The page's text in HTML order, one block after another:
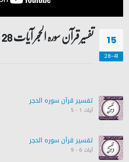
15
28-41
تفسیر قرآن سورہ ‎الحجر آیات 28 - 41
تفسیر قرآن سورہ ‎الحجر
آیات 1 - 5
تفسیر قرآن سورہ ‎الحجر
آیات 6 - 9